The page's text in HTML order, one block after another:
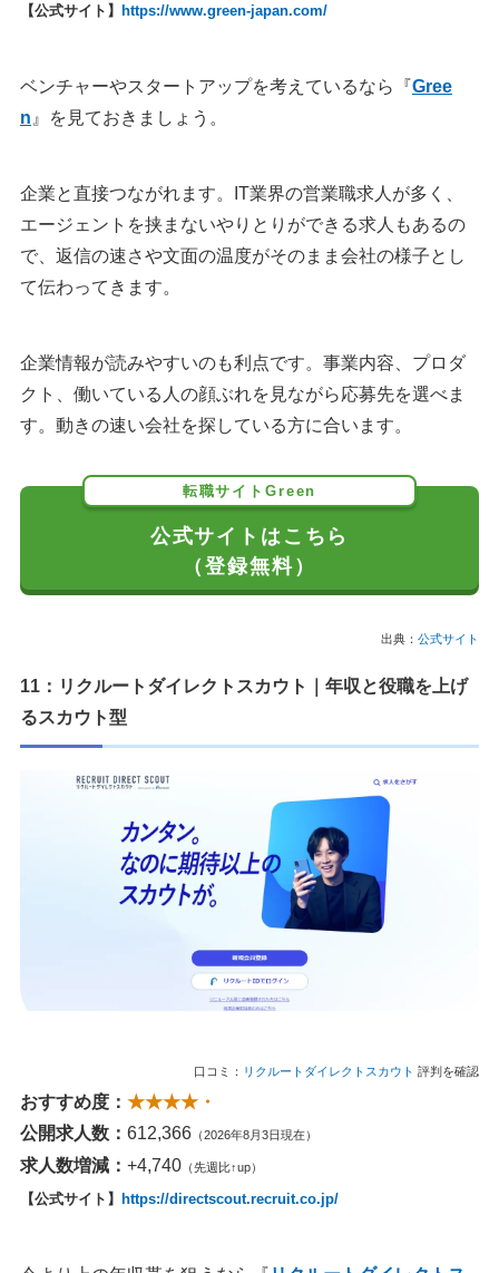
【公式サイト】 https://www.green-japan.com/
ベンチャーやスタートアップを考えているなら『Gree
n 』を見ておきましょう。
企業と直接つながれます。IT業界の営業職求人が多く、
エージェントを挟まないやりとりができる求人もあるの
で、返信の速さや文面の温度がそのまま会社の様子とし
て伝わってきます。
企業情報が読みやすいのも利点です。事業内容、プロダ
クト、働いている人の顔ぶれを見ながら応募先を選べま
す。動きの速い会社を探している方に合います。
転職サイトGreen
公式サイトはこちら
（登録無料）
出典： 公式サイト
11：リクルートダイレクトスカウト｜年収と役職を上げ
るスカウト型
口コミ： リクルートダイレクトスカウト 評判を確認
おすすめ度： ★★★★・
公開求人数： 612,366 （2026年8月3日現在）
求人数増減： +4,740 （先週比↑up）
【公式サイト】 https://directscout.recruit.co.jp/